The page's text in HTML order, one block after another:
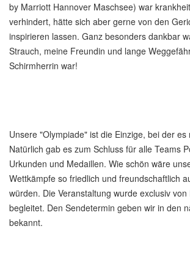
by Marriott Hannover Maschsee) war
verhindert, hätte sich aber gerne von den
inspirieren lassen. Ganz besonders dankbar
Strauch, meine Freundin und lange
Schirmherrin war!
Unsere "Olympiade" ist die Einzige, bei der
Natürlich gab es zum Schluss für alle Teams
Urkunden und Medaillen. Wie schön wäre
Wettkämpfe so friedlich und freundschaftlich
würden. Die Veranstaltung wurde exclusiv von
begleitet. Den Sendetermin geben wir in den
bekannt.